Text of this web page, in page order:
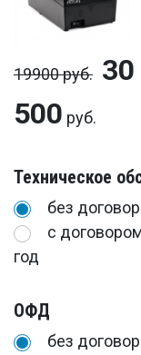
19900 руб. 30
500 руб.
Техническое
без
с
год
ОФД
без